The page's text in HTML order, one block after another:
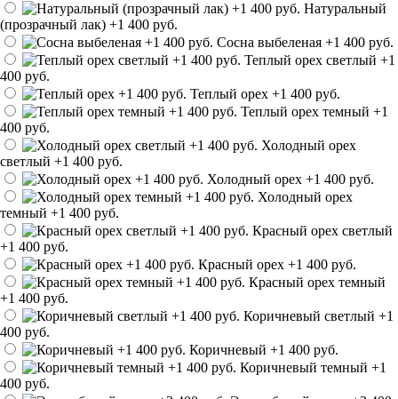
Натуральный
(прозрачный лак) +1 400 руб.
Сосна выбеленая +1 400 руб.
Теплый орех светлый +1
400 руб.
Теплый орех +1 400 руб.
Теплый орех темный +1
400 руб.
Холодный орех
светлый +1 400 руб.
Холодный орех +1 400 руб.
Холодный орех
темный +1 400 руб.
Красный орех светлый
+1 400 руб.
Красный орех +1 400 руб.
Красный орех темный
+1 400 руб.
Коричневый светлый +1
400 руб.
Коричневый +1 400 руб.
Коричневый темный +1
400 руб.